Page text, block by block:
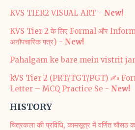
KVS TIER2 VISUAL ART - New!
KVS Tier-2 के लिए Formal और
अनौपचारिक पत्र) - New!
Pahalgam ke bare mein vistrit
kVS Tier-2 (PRT/TGT/PGT) ✍️
Letter – MCQ Practice Se - New!
HISTORY
चित्रकला की प्रविधि, कामसूत्र में वर्णित